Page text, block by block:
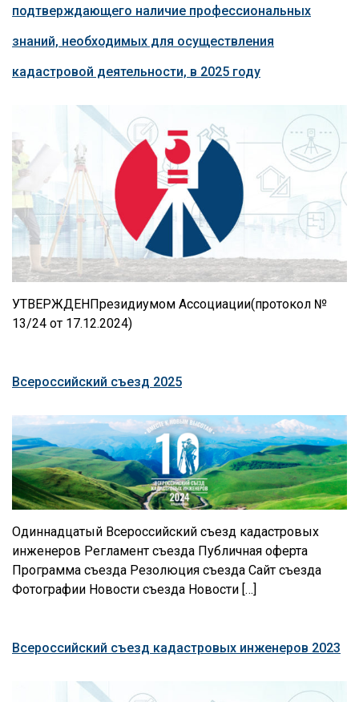
подтверждающего наличие профессиональных
знаний, необходимых для осуществления
кадастровой деятельности, в 2025 году
УТВЕРЖДЕНПрезидиумом Ассоциации(протокол №
13/24 от 17.12.2024)
Всероссийский съезд 2025
Одиннадцатый Всероссийский съезд кадастровых
инженеров Регламент съезда Публичная оферта
Программа съезда Резолюция съезда Сайт съезда
Фотографии Новости съезда Новости […]
Всероссийский съезд кадастровых инженеров 2023